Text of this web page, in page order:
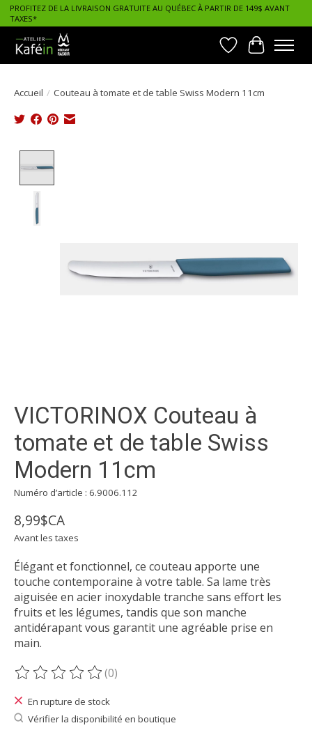
PROFITEZ DE LA LIVRAISON GRATUITE AU QUÉBEC À PARTIR DE 149$ AVANT
TAXES*
Liste dePanier
Accueil / Couteau à tomate et de table Swiss Modern 11cm
VICTORINOX Couteau à
tomate et de table Swiss
Modern 11cm
Numéro d’article : 6.9006.112
8,99$CA
Avant les taxes
Élégant et fonctionnel, ce couteau apporte une
touche contemporaine à votre table. Sa lame très
aiguisée en acier inoxydable tranche sans effort les
fruits et les légumes, tandis que son manche
antidérapant vous garantit une agréable prise en
main.
Ce produit est évalué à
(0)
En rupture de stock
Vérifier la disponibilité en boutique